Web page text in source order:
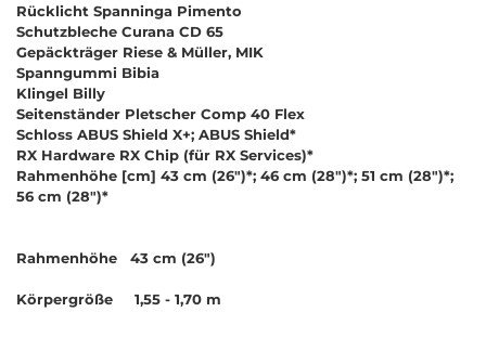
Rücklicht Spanninga Pimento
Schutzbleche Curana CD 65
Gepäckträger Riese & Müller, MIK
Spanngummi Bibia
Klingel Billy
Seitenständer Pletscher Comp 40 Flex
Schloss ABUS Shield X+; ABUS Shield*
RX Hardware RX Chip (für RX Services)*
Rahmenhöhe [cm] 43 cm (26")*; 46 cm (28")*; 51 cm (28")*;
56 cm (28")*
Rahmenhöhe 43 cm (26")
Körpergröße 1,55 - 1,70 m